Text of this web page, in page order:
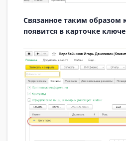
Связанное таким образом
появится в карточке